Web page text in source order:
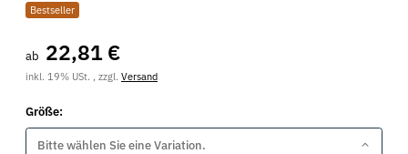
Bestseller
ab 22,81 €
inkl. 19% USt. , zzgl. Versand
Größe:
Bitte wählen Sie eine Variation.